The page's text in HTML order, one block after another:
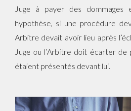
Juge à payer des
hypothèse, si une procédure
Arbitre devait avoir lieu après
Juge ou l’Arbitre doit écarter de
étaient présentés devant lui.